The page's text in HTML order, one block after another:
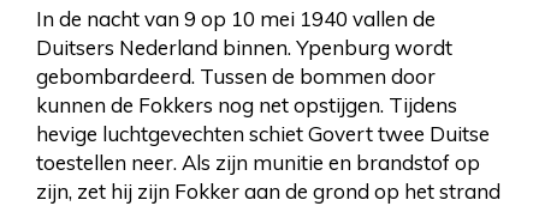
In de nacht van 9 op 10 mei 1940 vallen de
Duitsers Nederland binnen. Ypenburg wordt
gebombardeerd. Tussen de bommen door
kunnen de Fokkers nog net opstijgen. Tijdens
hevige luchtgevechten schiet Govert twee Duitse
toestellen neer. Als zijn munitie en brandstof op
zijn, zet hij zijn Fokker aan de grond op het strand